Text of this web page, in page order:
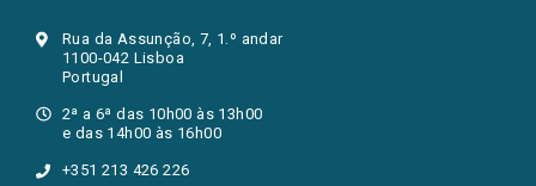
Rua da Assunção, 7, 1.º andar
1100-042 Lisboa
Portugal
2ª a 6ª das 10h00 às 13h00
e das 14h00 às 16h00
+351 213 426 226